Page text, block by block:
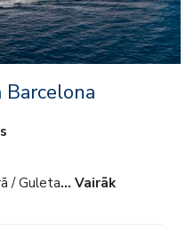
/ Guleta… Vairāk